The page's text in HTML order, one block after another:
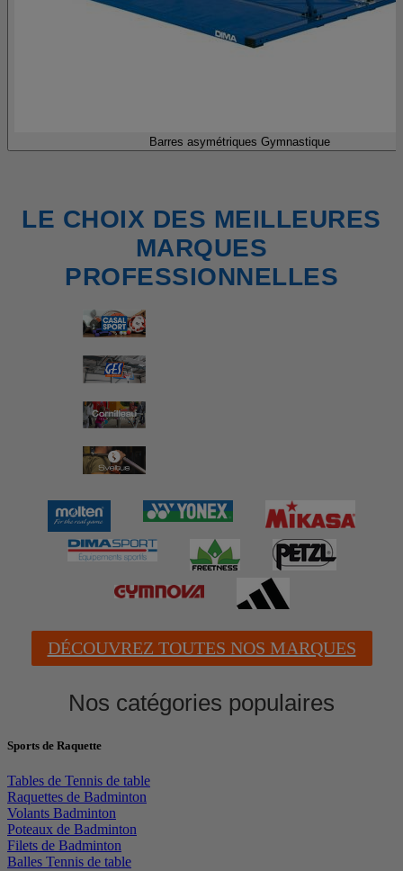
Barres asymétriques Gymnastique
LE CHOIX DES MEILLEURES
MARQUES
PROFESSIONNELLES
DÉCOUVREZ TOUTES NOS MARQUES
Nos catégories populaires
Sports de Raquette
Tables de Tennis de table
Raquettes de Badminton
Volants Badminton
Poteaux de Badminton
Filets de Badminton
Balles Tennis de table